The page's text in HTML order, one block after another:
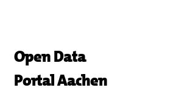
Open Data
Portal Aachen